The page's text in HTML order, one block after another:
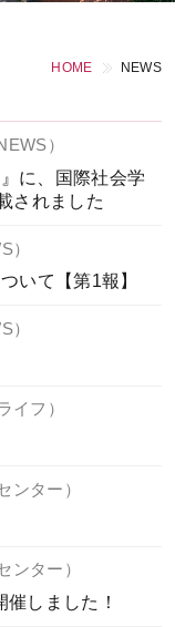
HOME NEWS
）
に、国際社会学
されました
）
いて【第1報】
）
イフ）
ンター）
ンター）
しました！